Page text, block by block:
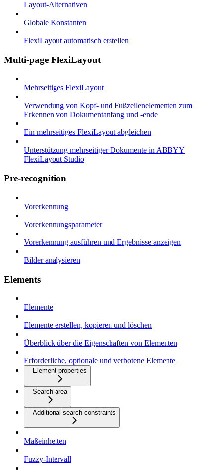
Layout-Alternativen
Globale Konstanten
FlexiLayout automatisch erstellen
Multi-page FlexiLayout
Mehrseitiges FlexiLayout
Verwendung von Kopf- und Fußzeilenelementen zum
Erkennen von Dokumentanfang und -ende
Ein mehrseitiges FlexiLayout abgleichen
Unterstützung mehrseitiger Dokumente in ABBYY
FlexiLayout Studio
Pre-recognition
Vorerkennung
Vorerkennungsparameter
Vorerkennung ausführen und Ergebnisse anzeigen
Bilder analysieren
Elements
Elemente
Elemente erstellen, kopieren und löschen
Überblick über die Eigenschaften von Elementen
Erforderliche, optionale und verbotene Elemente
Element properties
Search area
Additional search constraints
Maßeinheiten
Fuzzy-Intervall